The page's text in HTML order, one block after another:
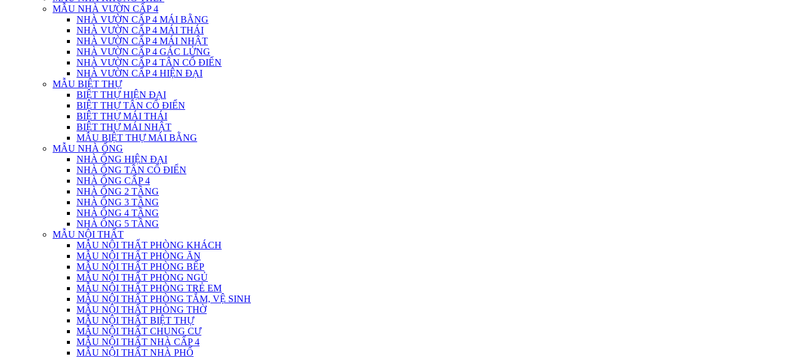
MẪU NHÀ VƯỜN CẤP 4
NHÀ VƯỜN CẤP 4 MÁI BẰNG
NHÀ VƯỜN CẤP 4 MÁI THÁI
NHÀ VƯỜN CẤP 4 MÁI NHẬT
NHÀ VƯỜN CẤP 4 GÁC LỬNG
NHÀ VƯỜN CẤP 4 TÂN CỔ ĐIỂN
NHÀ VƯỜN CẤP 4 HIỆN ĐẠI
MẪU BIỆT THỰ
BIỆT THỰ HIỆN ĐẠI
BIỆT THỰ TÂN CỔ ĐIỂN
BIỆT THỰ MÁI THÁI
BIỆT THỰ MÁI NHẬT
MẪU BIỆT THỰ MÁI BẰNG
MẪU NHÀ ỐNG
NHÀ ỐNG HIỆN ĐẠI
NHÀ ỐNG TÂN CỔ ĐIỂN
NHÀ ỐNG CẤP 4
NHÀ ỐNG 2 TẦNG
NHÀ ỐNG 3 TẦNG
NHÀ ỐNG 4 TẦNG
NHÀ ỐNG 5 TẦNG
MẪU NỘI THẤT
MẪU NỘI THẤT PHÒNG KHÁCH
MẪU NỘI THẤT PHÒNG ĂN
MẪU NỘI THẤT PHÒNG BẾP
MẪU NỘI THẤT PHÒNG NGỦ
MẪU NỘI THẤT PHÒNG TRẺ EM
MẪU NỘI THẤT PHÒNG TẮM, VỆ SINH
MẪU NỘI THẤT PHÒNG THỜ
MẪU NỘI THẤT BIỆT THỰ
MẪU NỘI THẤT CHUNG CƯ
MẪU NỘI THẤT NHÀ CẤP 4
MẪU NỘI THẤT NHÀ PHỐ